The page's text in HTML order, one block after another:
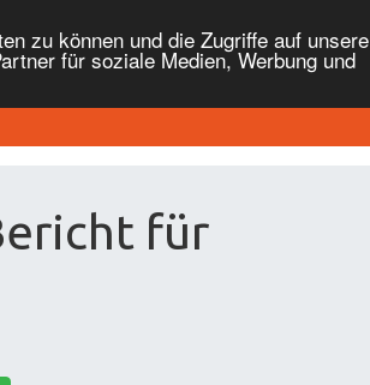
zu können und die Zugriffe auf unsere
für soziale Medien, Werbung und
für